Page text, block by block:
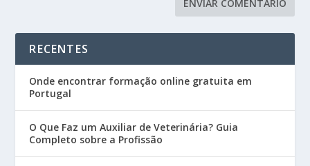
RECENTES
Onde encontrar formação online gratuita em
Portugal
O Que Faz um Auxiliar de Veterinária? Guia
Completo sobre a Profissão